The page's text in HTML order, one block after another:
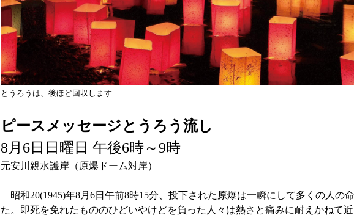
とうろうは、後ほど回収します
ピースメッセージとうろう流し
8月6日日曜日 午後6時～9時
元安川親水護岸（原爆ドーム対岸）
昭和20(1945)年8月6日午前8時15分、投下された原爆は一瞬にして多くの人の
た。即死を免れたもののひどいやけどを負った人々は熱さと痛みに耐えかねて